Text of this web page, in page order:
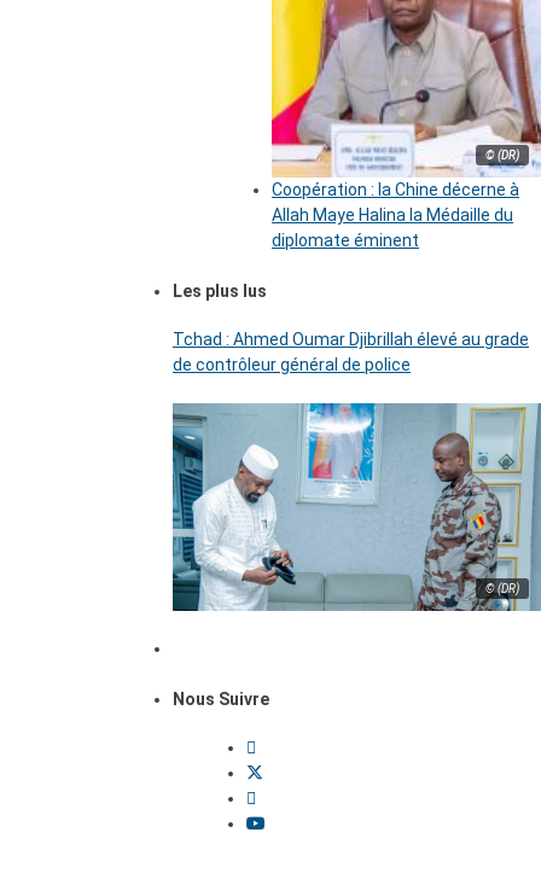
© (DR)
Coopération : la Chine décerne à
Allah Maye Halina la Médaille du
diplomate éminent
Les plus lus
Tchad : Ahmed Oumar Djibrillah élevé au grade
de contrôleur général de police
© (DR)
Nous Suivre